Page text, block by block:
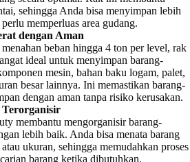
sehingga Anda bisa menyimpan lebih
memperluas area gudang.
dengan Aman
beban hingga 4 ton per level, rak
ideal untuk menyimpan barang-
mesin, bahan baku logam, palet,
besar lainnya. Ini memastikan barang-
dengan aman tanpa risiko kerusakan.
Terorganisir
membantu mengorganisir barang-
lebih baik. Anda bisa menata barang
ukuran, sehingga memudahkan proses
barang ketika dibutuhkan.